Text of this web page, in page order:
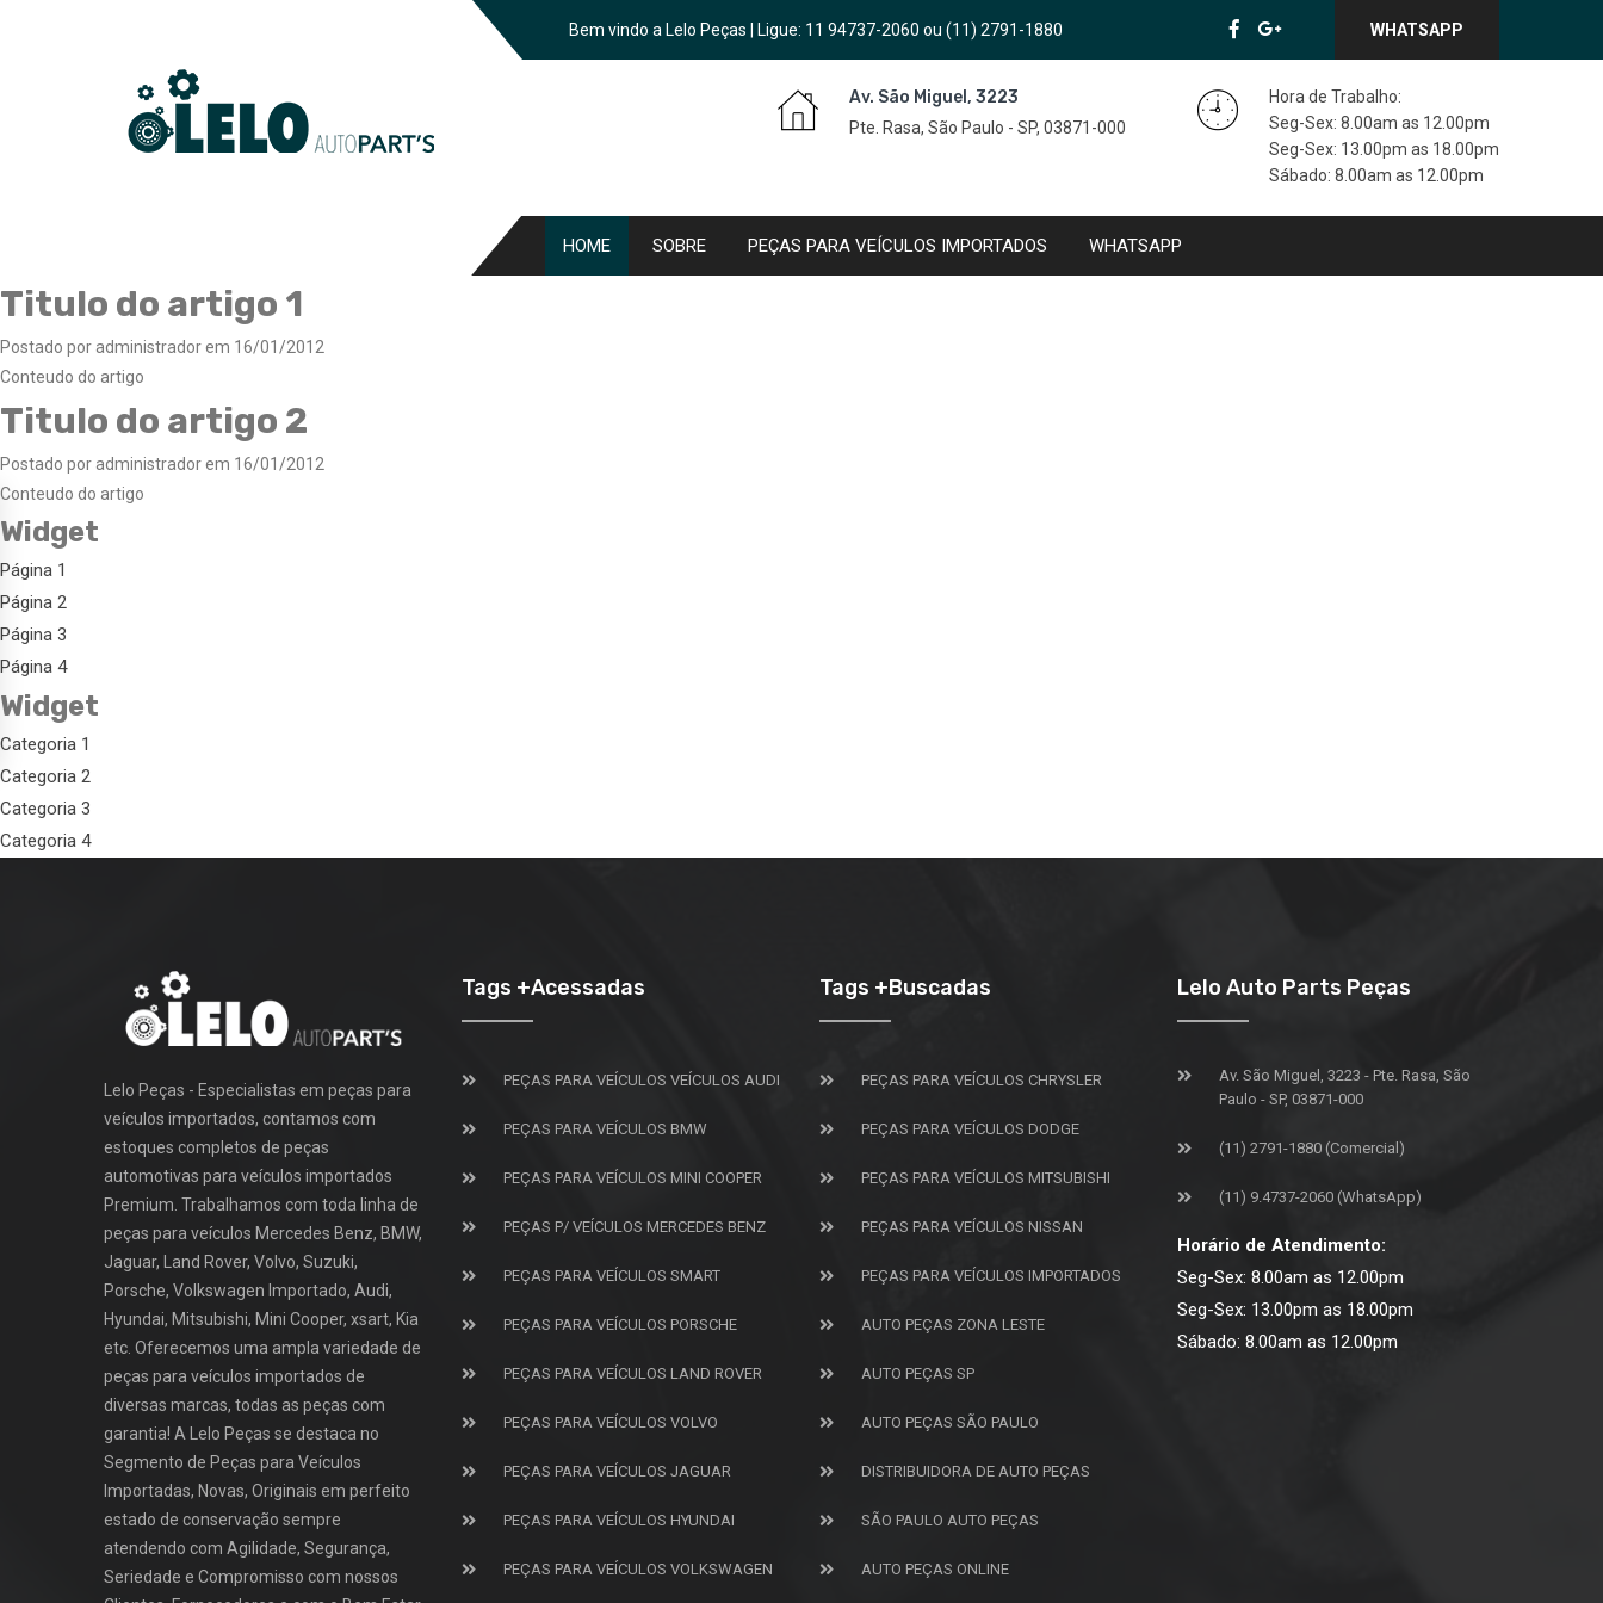
Bem vindo a Lelo Peças | Ligue: 11 94737-2060 ou (11) 2791-1880 WHATSAPP
Av. São Miguel, 3223
Pte. Rasa, São Paulo - SP, 03871-000
Hora de Trabalho:
Seg-Sex: 8.00am as 12.00pm
Seg-Sex: 13.00pm as 18.00pm
Sábado: 8.00am as 12.00pm
HOME SOBRE PEÇAS PARA VEÍCULOS IMPORTADOS WHATSAPP
Titulo do artigo 1
Postado por administrador em 16/01/2012
Conteudo do artigo
Titulo do artigo 2
Postado por administrador em 16/01/2012
Conteudo do artigo
Widget
Página 1
Página 2
Página 3
Página 4
Widget
Categoria 1
Categoria 2
Categoria 3
Categoria 4
Lelo Peças - Especialistas em peças para
veículos importados, contamos com
estoques completos de peças
automotivas para veículos importados
Premium. Trabalhamos com toda linha de
peças para veículos Mercedes Benz, BMW,
Jaguar, Land Rover, Volvo, Suzuki,
Porsche, Volkswagen Importado, Audi,
Hyundai, Mitsubishi, Mini Cooper, xsart, Kia
etc. Oferecemos uma ampla variedade de
peças para veículos importados de
diversas marcas, todas as peças com
garantia! A Lelo Peças se destaca no
Segmento de Peças para Veículos
Importadas, Novas, Originais em perfeito
estado de conservação sempre
atendendo com Agilidade, Segurança,
Seriedade e Compromisso com nossos
Tags +Acessadas
PEÇAS PARA VEÍCULOS VEÍCULOS AUDI
PEÇAS PARA VEÍCULOS BMW
PEÇAS PARA VEÍCULOS MINI COOPER
PEÇAS P/ VEÍCULOS MERCEDES BENZ
PEÇAS PARA VEÍCULOS SMART
PEÇAS PARA VEÍCULOS PORSCHE
PEÇAS PARA VEÍCULOS LAND ROVER
PEÇAS PARA VEÍCULOS VOLVO
PEÇAS PARA VEÍCULOS JAGUAR
PEÇAS PARA VEÍCULOS HYUNDAI
PEÇAS PARA VEÍCULOS VOLKSWAGEN
Tags +Buscadas
PEÇAS PARA VEÍCULOS CHRYSLER
PEÇAS PARA VEÍCULOS DODGE
PEÇAS PARA VEÍCULOS MITSUBISHI
PEÇAS PARA VEÍCULOS NISSAN
PEÇAS PARA VEÍCULOS IMPORTADOS
AUTO PEÇAS ZONA LESTE
AUTO PEÇAS SP
AUTO PEÇAS SÃO PAULO
DISTRIBUIDORA DE AUTO PEÇAS
SÃO PAULO AUTO PEÇAS
AUTO PEÇAS ONLINE
Lelo Auto Parts Peças
Av. São Miguel, 3223 - Pte. Rasa, São
Paulo - SP, 03871-000
(11) 2791-1880 (Comercial)
(11) 9.4737-2060 (WhatsApp)
Horário de Atendimento:
Seg-Sex: 8.00am as 12.00pm
Seg-Sex: 13.00pm as 18.00pm
Sábado: 8.00am as 12.00pm